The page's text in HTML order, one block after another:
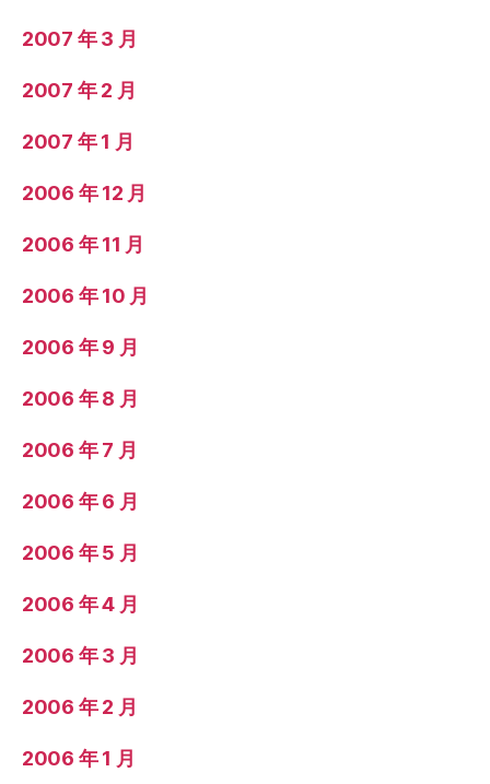
2007 年 3 月
2007 年 2 月
2007 年 1 月
2006 年 12 月
2006 年 11 月
2006 年 10 月
2006 年 9 月
2006 年 8 月
2006 年 7 月
2006 年 6 月
2006 年 5 月
2006 年 4 月
2006 年 3 月
2006 年 2 月
2006 年 1 月